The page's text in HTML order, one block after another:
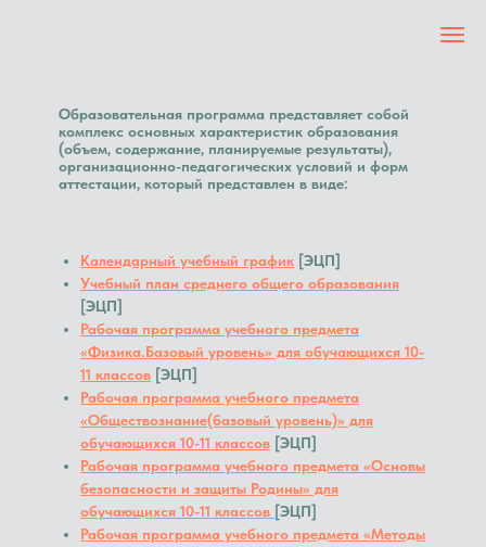
Календарный учебный график [ЭЦП]
Учебный план среднего общего образования
[ЭЦП]
Рабочая программа учебного предмета
«Физика.Базовый уровень» для обучающихся 10-
11 классов [ЭЦП]
Рабочая программа учебного предмета
«Обществознание(базовый уровень)» для
обучающихся 10-11 классов [ЭЦП]
Рабочая программа учебного предмета «Основы
безопасности и защиты Родины» для
обучающихся 10-11 классов [ЭЦП]
Рабочая программа учебного предмета «Методы
Образовательная программа представляет собой
комплекс основных характеристик образования
(объем, содержание, планируемые результаты),
организационно-педагогических условий и форм
аттестации, который представлен в виде: